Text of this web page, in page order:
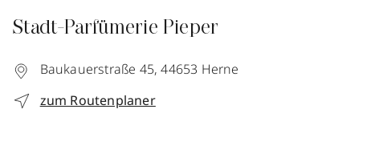
Stadt-Parfümerie Pieper
Baukauerstraße 45, 44653 Herne
zum Routenplaner